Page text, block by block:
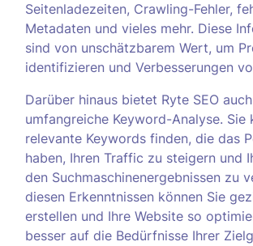
Seitenladezeiten, Crawling-Fehler,
Metadaten und vieles mehr. Diese
sind von unschätzbarem Wert, um
identifizieren und Verbesserungen
Darüber hinaus bietet Ryte SEO
umfangreiche Keyword-Analyse. Sie
relevante Keywords finden, die das
haben, Ihren Traffic zu steigern und
den Suchmaschinenergebnissen zu
diesen Erkenntnissen können Sie
erstellen und Ihre Website so
besser auf die Bedürfnisse Ihrer